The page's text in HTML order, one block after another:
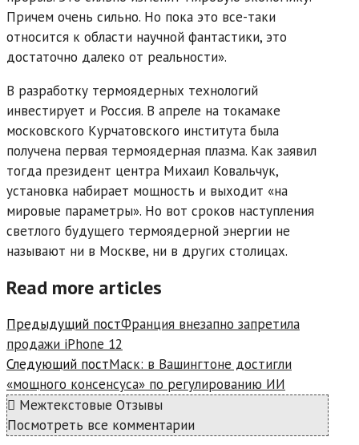
Причем очень сильно. Но пока это все-таки
относится к области научной фантастики, это
достаточно далеко от реальности».
В разработку термоядерных технологий
инвестирует и Россия. В апреле на токамаке
московского Курчатовского института была
получена первая термоядерная плазма. Как заявил
тогда президент центра Михаил Ковальчук,
установка набирает мощность и выходит «на
мировые параметры». Но вот сроков наступления
светлого будущего термоядерной энергии не
называют ни в Москве, ни в других столицах.
Read more articles
Предыдущий постФранция внезапно запретила
продажи iPhone 12
Следующий постМаск: в Вашингтоне достигли
«мощного консенсуса» по регулированию ИИ
Межтекстовые Отзывы
Посмотреть все комментарии